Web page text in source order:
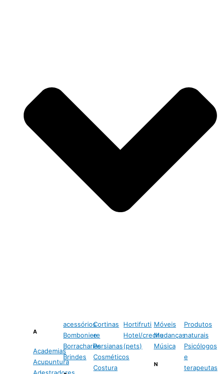
A
Academias
Acupuntura
acessórios
Bomboniere
Borracharias
Brindes
Cortinas
e
Persianas
Cosméticos
Costura
Hortifruti
Hotel/creche
(pets)
Móveis
Mudanças
Música
N
Produtos
naturais
Psicólogos
e
terapeutas